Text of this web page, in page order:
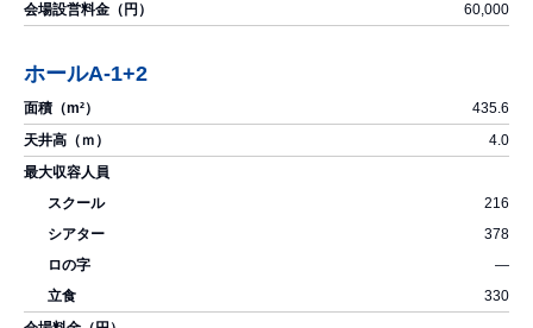
60,000
ホールA-1+2
435.6
4.0
216
378
―
330